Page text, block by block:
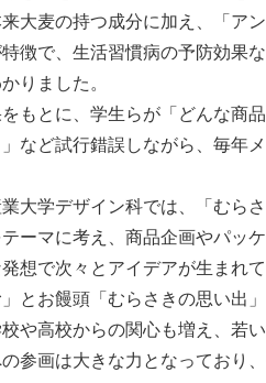
大麦の持つ成分に加え、「ア
徴で、生活習慣病の予防効果
りました。
もとに、学生らが「どんな商
など試行錯誤しながら、毎年
大学デザイン科では、「むら
ーマに考え、商品企画やパッケ
想で次々とアイデアが生まれ
とお饅頭「むらさきの思い出」
や高校からの関心も増え、若
参画は大きな力となっており